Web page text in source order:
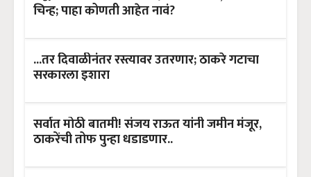
चिन्ह; पाहा कोणती आहेत नावं?
...तर दिवाळीनंतर रस्त्यावर उतरणार; ठाकरे गटाचा
सरकारला इशारा
सर्वात मोठी बातमी! संजय राऊत यांनी जमीन मंजूर,
ठाकरेंची तोफ पुन्हा धडाडणार..